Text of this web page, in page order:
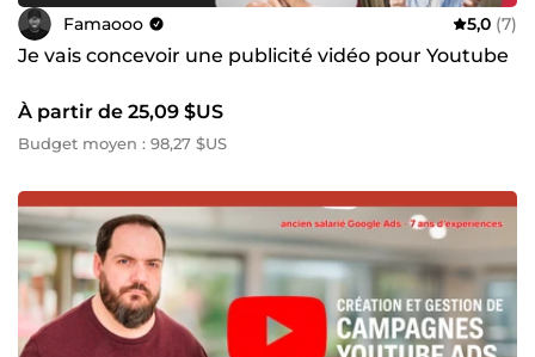
Famaooo 5,0 (7)
Je vais concevoir une publicité vidéo pour Youtube
À partir de 25,09 $US
Budget moyen : 98,27 $US